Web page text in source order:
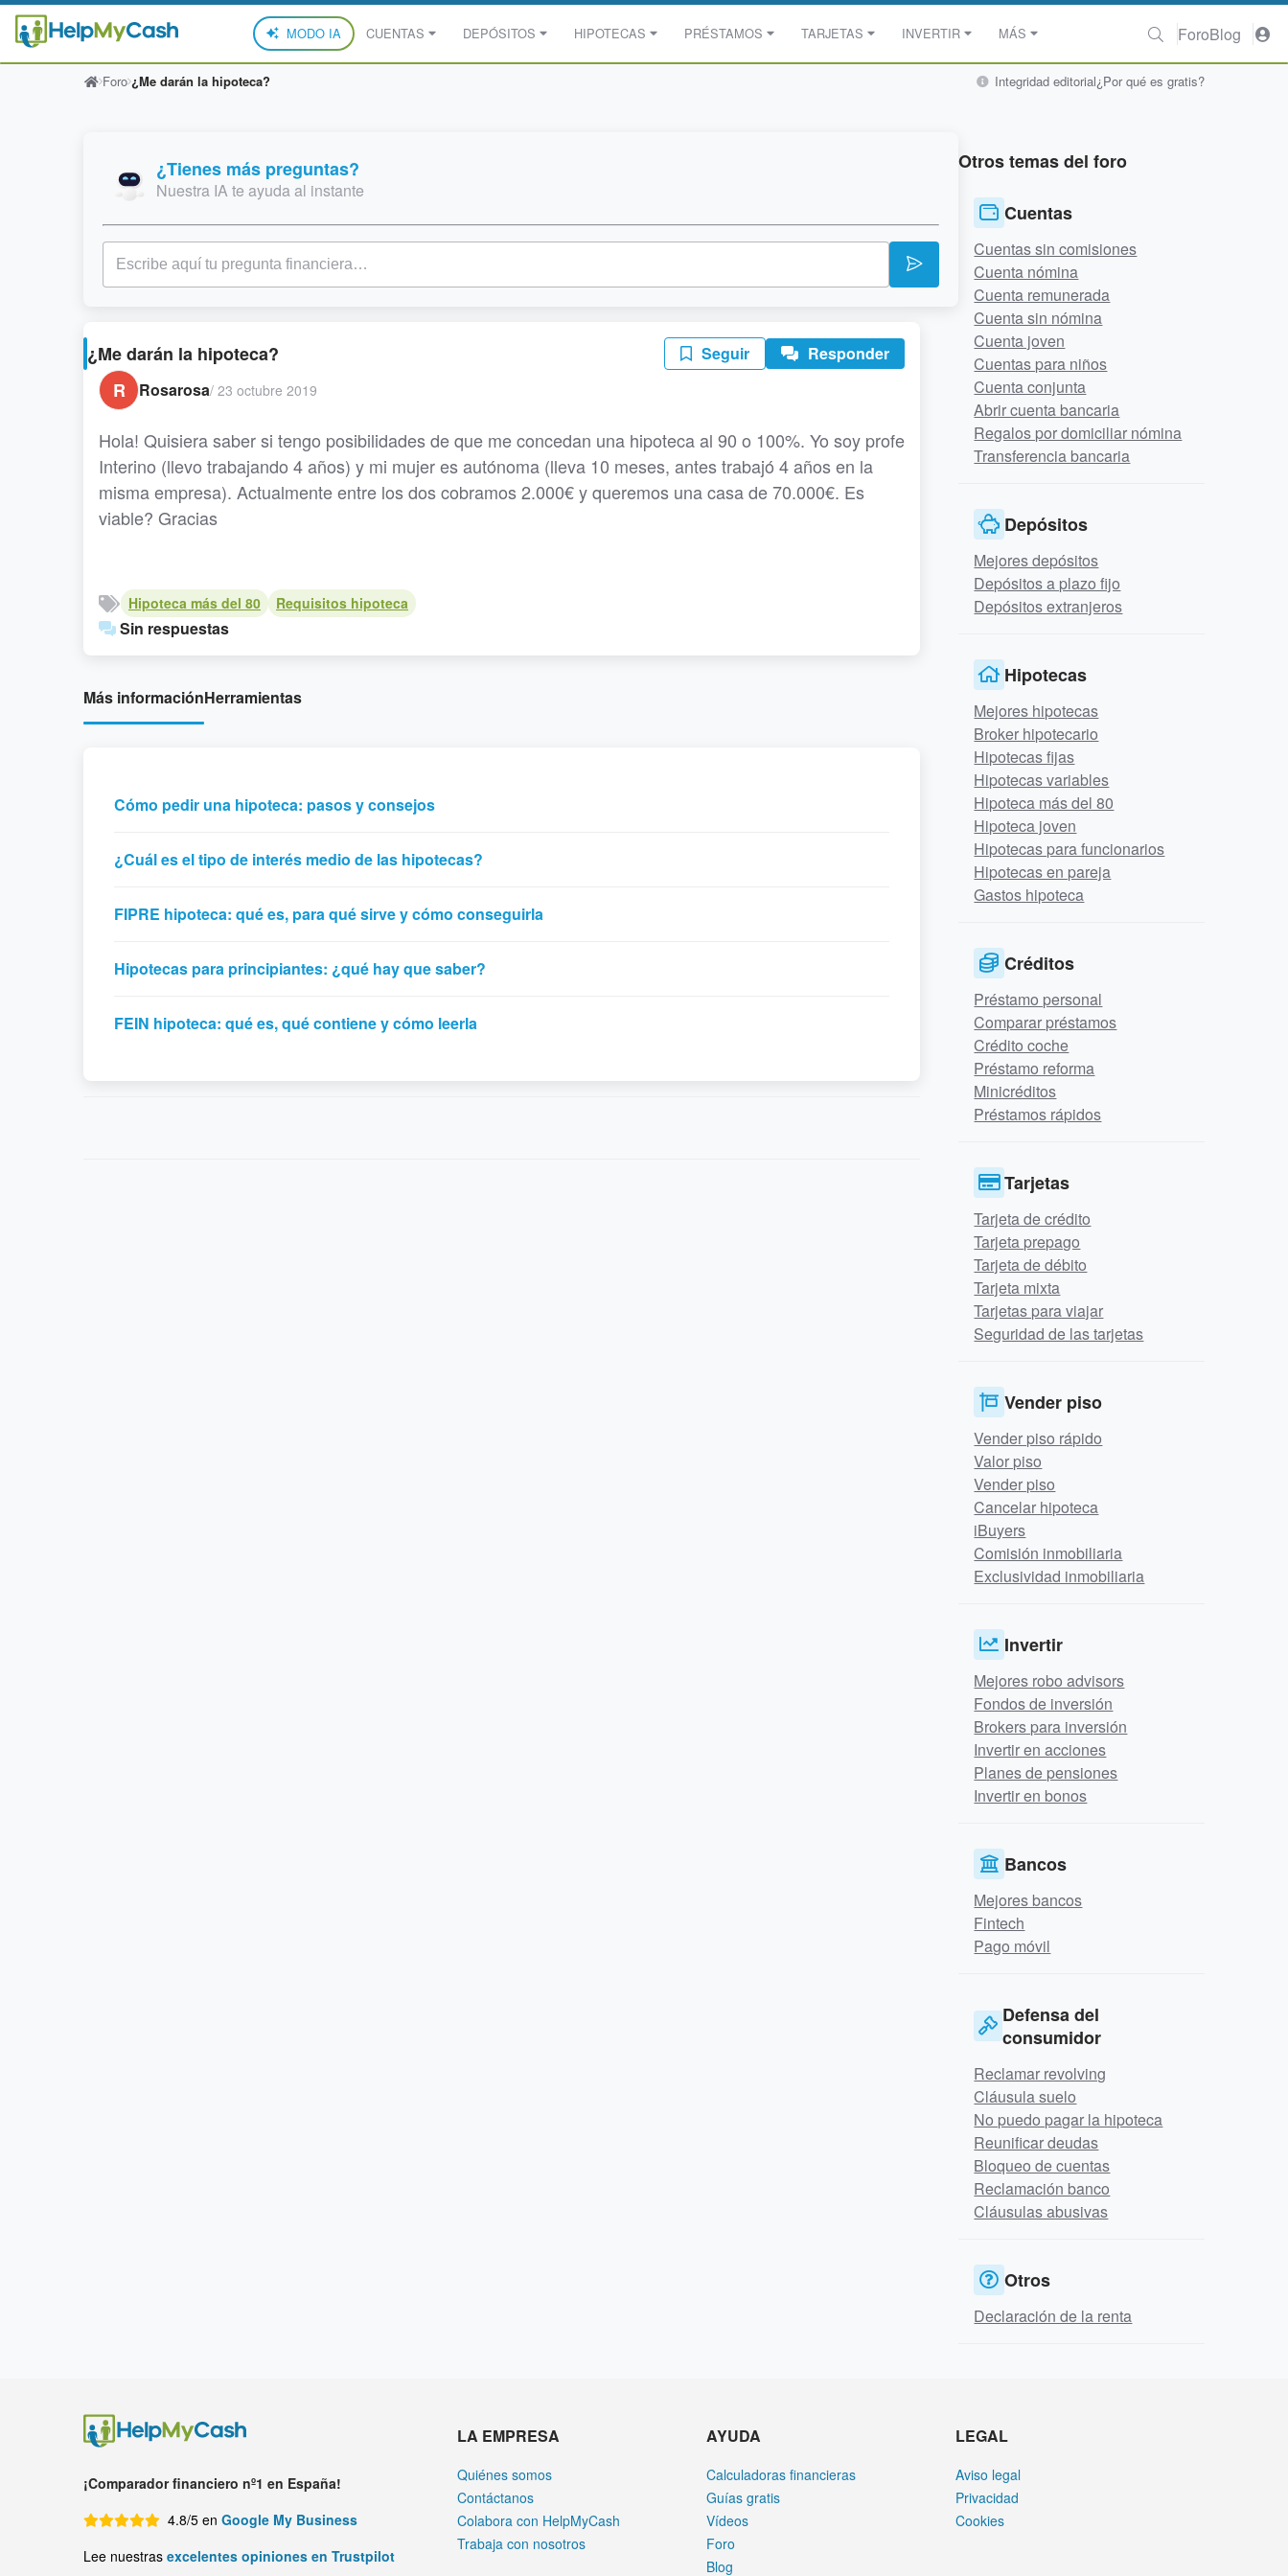
MODO IA CUENTAS DEPÓSITOS HIPOTECAS PRÉSTAMOS TARJETAS INVERTIR MÁS ForoBlog
Integridad editorial¿Por qué es gratis?
Foro ¿Me darán la hipoteca?
¿Tienes más preguntas?
Nuestra IA te ayuda al instante
¿Me darán la hipoteca? Seguir Responder
R Rosarosa/ 23 octubre 2019
Hola! Quisiera saber si tengo posibilidades de que me concedan una hipoteca al 90 o 100%. Yo soy profe
Interino (llevo trabajando 4 años) y mi mujer es autónoma (lleva 10 meses, antes trabajó 4 años en la
misma empresa). Actualmente entre los dos cobramos 2.000€ y queremos una casa de 70.000€. Es
viable? Gracias
Hipoteca más del 80 Requisitos hipoteca
Sin respuestas
Más informaciónHerramientas
Cómo pedir una hipoteca: pasos y consejos
¿Cuál es el tipo de interés medio de las hipotecas?
FIPRE hipoteca: qué es, para qué sirve y cómo conseguirla
Hipotecas para principiantes: ¿qué hay que saber?
FEIN hipoteca: qué es, qué contiene y cómo leerla
Otros temas del foro
Cuentas
Cuentas sin comisiones
Cuenta nómina
Cuenta remunerada
Cuenta sin nómina
Cuenta joven
Cuentas para niños
Cuenta conjunta
Abrir cuenta bancaria
Regalos por domiciliar nómina
Transferencia bancaria
Depósitos
Mejores depósitos
Depósitos a plazo fijo
Depósitos extranjeros
Hipotecas
Mejores hipotecas
Broker hipotecario
Hipotecas fijas
Hipotecas variables
Hipoteca más del 80
Hipoteca joven
Hipotecas para funcionarios
Hipotecas en pareja
Gastos hipoteca
Créditos
Préstamo personal
Comparar préstamos
Crédito coche
Préstamo reforma
Minicréditos
Préstamos rápidos
Tarjetas
Tarjeta de crédito
Tarjeta prepago
Tarjeta de débito
Tarjeta mixta
Tarjetas para viajar
Seguridad de las tarjetas
Vender piso
Vender piso rápido
Valor piso
Vender piso
Cancelar hipoteca
iBuyers
Comisión inmobiliaria
Exclusividad inmobiliaria
Invertir
Mejores robo advisors
Fondos de inversión
Brokers para inversión
Invertir en acciones
Planes de pensiones
Invertir en bonos
Bancos
Mejores bancos
Fintech
Pago móvil
Defensa del
consumidor
Reclamar revolving
Cláusula suelo
No puedo pagar la hipoteca
Reunificar deudas
Bloqueo de cuentas
Reclamación banco
Cláusulas abusivas
Otros
Declaración de la renta
¡Comparador financiero nº1 en España!
4.8/5 en Google My Business
Lee nuestras excelentes opiniones en Trustpilot
LA EMPRESA
Quiénes somos
Contáctanos
Colabora con HelpMyCash
Trabaja con nosotros
AYUDA
Calculadoras financieras
Guías gratis
Vídeos
Foro
Blog
LEGAL
Aviso legal
Privacidad
Cookies